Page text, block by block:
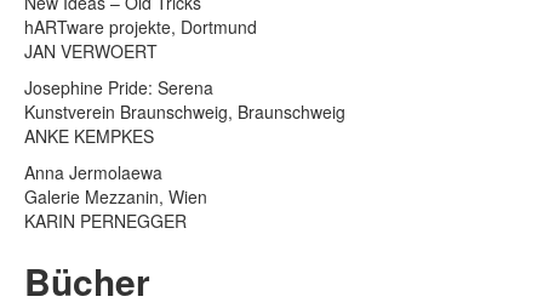
hARTware projekte, Dortmund
JAN VERWOERT
Josephine Pride: Serena
Kunstverein Braunschweig, Braunschweig
ANKE KEMPKES
Anna Jermolaewa
Galerie Mezzanin, Wien
KARIN PERNEGGER
Bücher